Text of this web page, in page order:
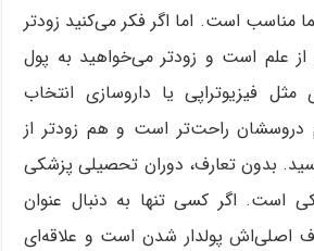
مناسب است. اما اگر فکر می‌کنید زودتر
از علم است و زودتر می‌خواهید به پول
مثل فیزیوتراپی یا داروسازی انتخاب
دروسشان راحت‌تر است و هم زودتر از
بدون تعارف، دوران تحصیلی پزشکی
است. اگر کسی تنها به دنبال عنوان
اصلی‌اش پولدار شدن است و علاقه‌ای